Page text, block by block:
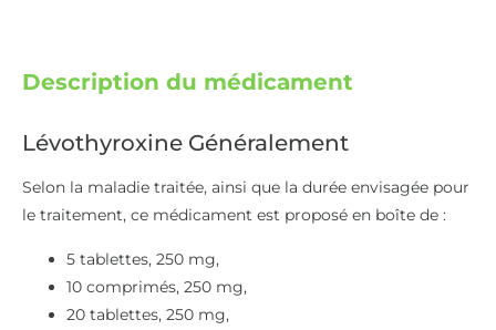
Description du médicament
Lévothyroxine Généralement
Selon la maladie traitée, ainsi que la durée envisagée pour
le traitement, ce médicament est proposé en boîte de :
5 tablettes, 250 mg,
10 comprimés, 250 mg,
20 tablettes, 250 mg,